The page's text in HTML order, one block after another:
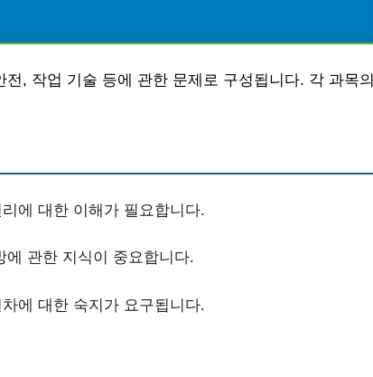
, 작업 기술 등에 관한 문제로 구성됩니다. 각 과목의
에 대한 이해가 필요합니다.
관한 지식이 중요합니다.
에 대한 숙지가 요구됩니다.